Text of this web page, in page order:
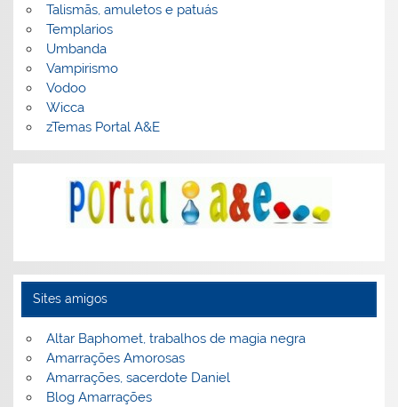
Talismãs, amuletos e patuás
Templarios
Umbanda
Vampirismo
Vodoo
Wicca
zTemas Portal A&E
Sites amigos
Altar Baphomet, trabalhos de magia negra
Amarrações Amorosas
Amarrações, sacerdote Daniel
Blog Amarrações